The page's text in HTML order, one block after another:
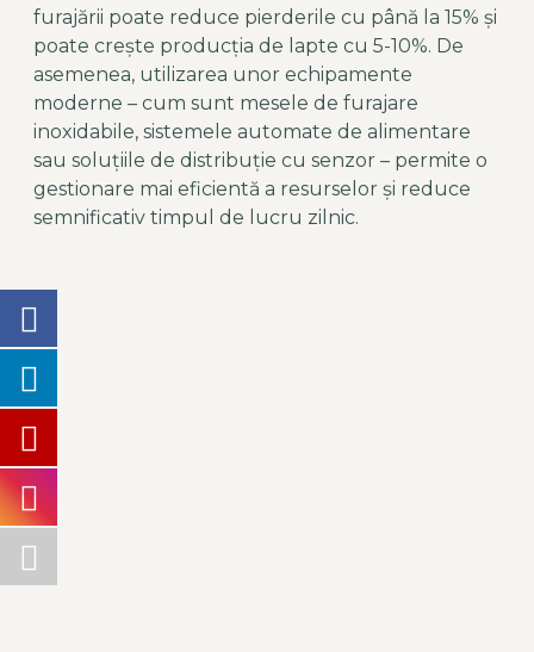
furajării poate reduce pierderile cu până la 15% și
poate crește producția de lapte cu 5-10%. De
asemenea, utilizarea unor echipamente
moderne – cum sunt mesele de furajare
inoxidabile, sistemele automate de alimentare
sau soluțiile de distribuție cu senzor – permite o
gestionare mai eficientă a resurselor și reduce
semnificativ timpul de lucru zilnic.